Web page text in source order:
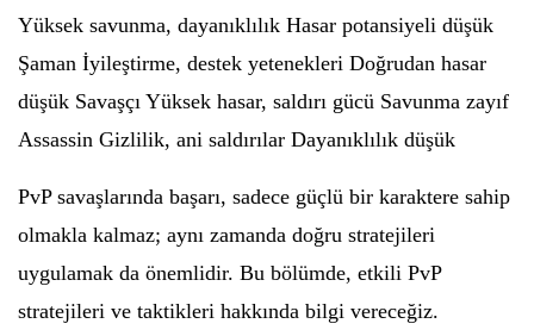
Yüksek savunma, dayanıklılık Hasar potansiyeli düşük
Şaman İyileştirme, destek yetenekleri Doğrudan hasar
düşük Savaşçı Yüksek hasar, saldırı gücü Savunma zayıf
Assassin Gizlilik, ani saldırılar Dayanıklılık düşük
PvP savaşlarında başarı, sadece güçlü bir karaktere sahip
olmakla kalmaz; aynı zamanda doğru stratejileri
uygulamak da önemlidir. Bu bölümde, etkili PvP
stratejileri ve taktikleri hakkında bilgi vereceğiz.